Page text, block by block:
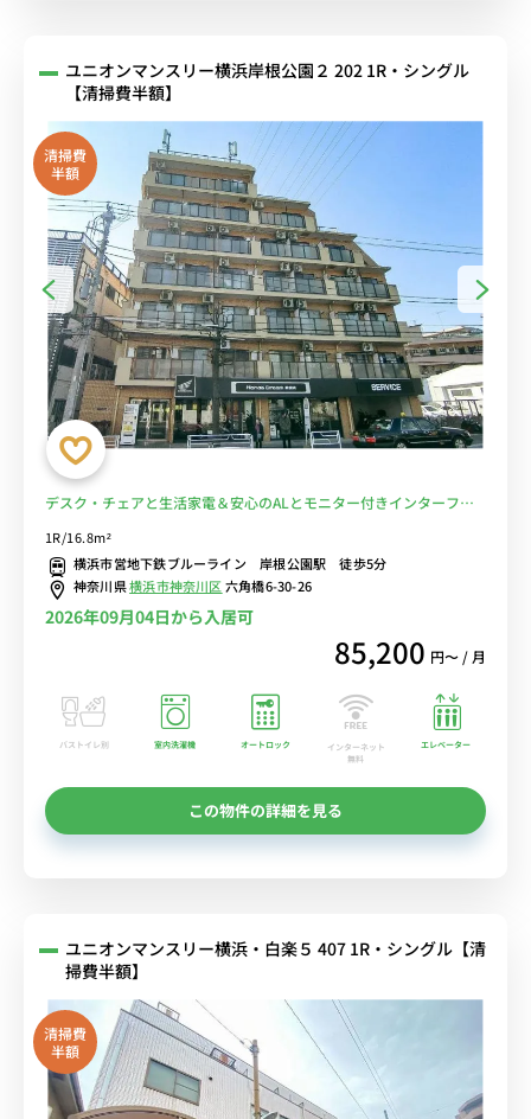
ユニオンマンスリー横浜岸根公園２ 202 1R・シングル
【清掃費半額】
清掃費
半額
デスク・チェアと生活家電＆安心のALとモニター付きインターフォ
選べるWi-Fi格安レンタル中！
1R/16.8m²
横浜市営地下鉄ブルーライン 岸根公園駅 徒歩5分
神奈川県横浜市神奈川区六角橋6-30-26
2026年09月04日から入居可
85,200 円〜 / 月
バストイレ別 室内洗濯機 オートロック
インターネット
無料
エレベーター
この物件の詳細を見る
ユニオンマンスリー横浜・白楽５ 407 1R・シングル【清
掃費半額】
清掃費
半額